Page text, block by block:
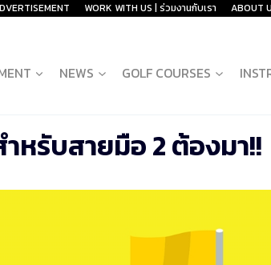
WORK WITH US | ร่วมงานกับเรา ABOUT
NEWS GOLF COURSES
หรับสายมือ 2 ต้องมา!!